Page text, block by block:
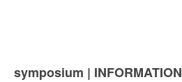
symposium | INFORMATION